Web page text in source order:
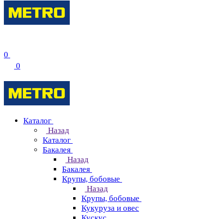
0
0
Каталог
Назад
Каталог
Бакалея
Назад
Бакалея
Крупы, бобовые
Назад
Крупы, бобовые
Кукуруза и овес